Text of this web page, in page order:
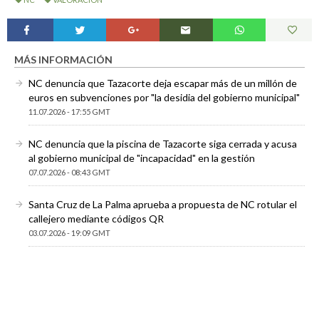
MÁS INFORMACIÓN
NC denuncia que Tazacorte deja escapar más de un millón de
euros en subvenciones por "la desidia del gobierno municipal"
11.07.2026 - 17:55 GMT
NC denuncia que la piscina de Tazacorte siga cerrada y acusa
al gobierno municipal de "incapacidad" en la gestión
07.07.2026 - 08:43 GMT
Santa Cruz de La Palma aprueba a propuesta de NC rotular el
callejero mediante códigos QR
03.07.2026 - 19:09 GMT